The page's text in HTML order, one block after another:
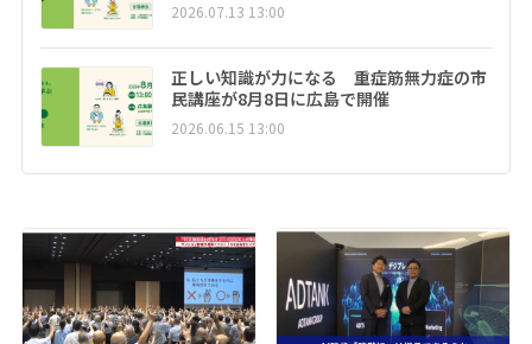
2026.07.13 13:00
正しい知識が力になる 重症筋無力症の市
民講座が8月8日に広島で開催
2026.06.15 13:00